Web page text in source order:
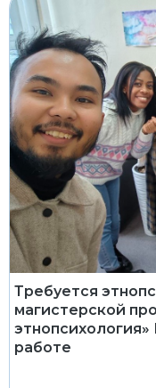
Требуется
магистерской
работе